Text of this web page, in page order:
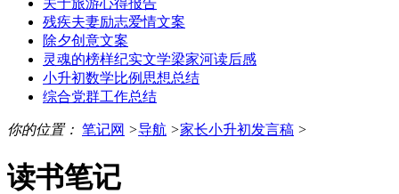
残疾夫妻励志爱情文案
除夕创意文案
灵魂的榜样纪实文学梁家河读后感
小升初数学比例思想总结
综合党群工作总结
你的位置： 笔记网 >导航 >家长小升初发言稿 >
读书笔记